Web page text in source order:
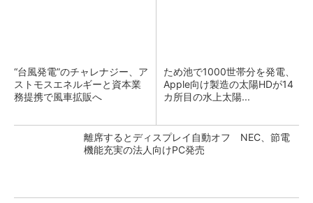
“台風発電”のチャレナジー、ア
ストモスエネルギーと資本業
務提携で風車拡販へ
ため池で1000世帯分を発電、
Apple向け製造の太陽HDが14
カ所目の水上太陽...
離席するとディスプレイ自動オフ NEC、節電
機能充実の法人向けPC発売